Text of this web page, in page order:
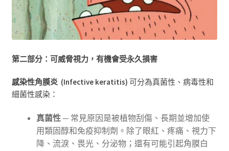
第二部分：可威脅視力， 有機會受永久損害
感染性角膜炎(Infective keratitis) 可分為真菌性、病毒性和
細菌性感染：
真菌性— 常見原因是被植物刮傷、長期並增加使
用類固醇和免疫抑制劑。除了眼紅、疼痛、視力下
降、流淚、畏光、分泌物；還有可能引起角膜白